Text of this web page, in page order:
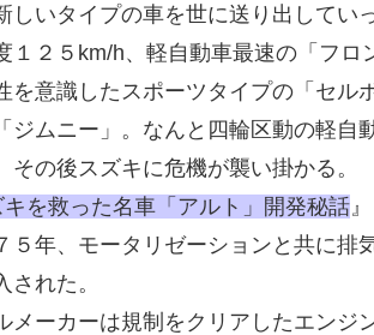
しいタイプの車を世に送り出していっ
１２５km/h、軽自動車最速の「フロ
を意識したスポーツタイプの「セルボ
ジムニー」。なんと四輪区動の軽自
その後スズキに危機が襲い掛かる。
キを救った名車「アルト」開発秘話 』
年、モータリゼーションと共に排
された。
メーカーは規制をクリアしたエンジ